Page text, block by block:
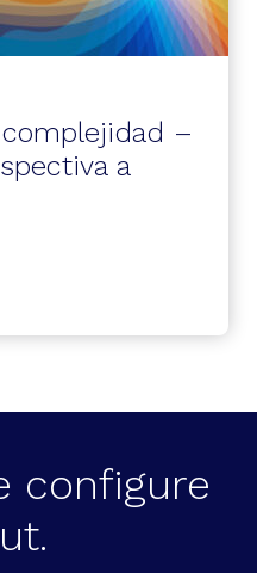
–
a
configure